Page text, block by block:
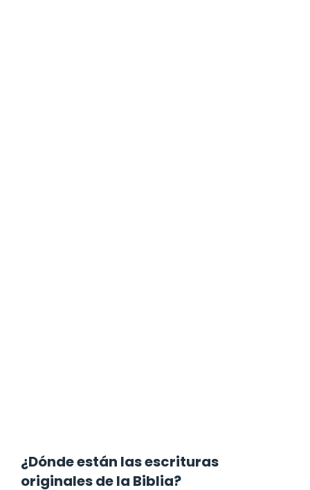
¿Dónde están las escrituras
originales de la Biblia?